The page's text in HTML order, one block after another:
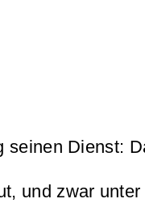
Dienst:
und zwar